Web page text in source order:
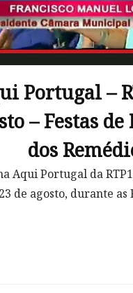
Portugal –
– Festas
dos
Aqui Portugal da
de agosto, durante as